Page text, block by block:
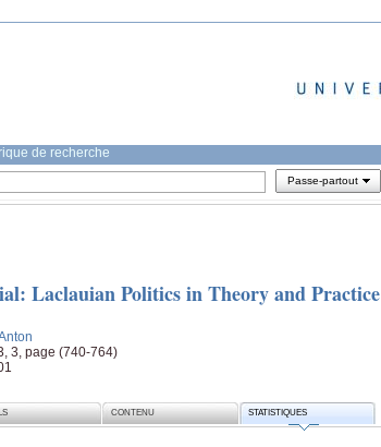
de recherche
Passe-partout
Laclauian Politics in Theory and Practice
3, page (740-764)
CONTENU STATISTIQUES